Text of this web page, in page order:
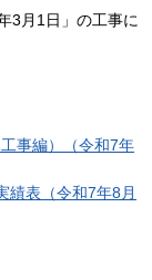
3月1日」の工事に
事編）（令和7年
績表（令和7年8月